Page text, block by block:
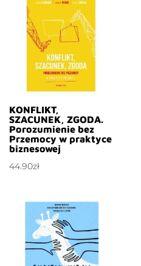
KONFLIKT,
SZACUNEK, ZGODA.
Porozumienie bez
Przemocy w praktyce
biznesowej
44.90zł